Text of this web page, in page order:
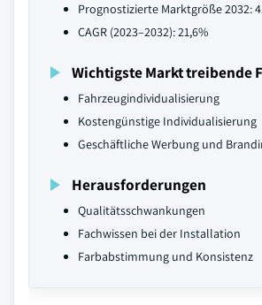
Prognostizierte Marktgröße 2032:
CAGR (2023–2032): 21,6%
Wichtigste Markt treibende
Fahrzeugindividualisierung
Kostengünstige Individualisierung
Geschäftliche Werbung und
Herausforderungen
Qualitätsschwankungen
Fachwissen bei der Installation
Farbabstimmung und Konsistenz